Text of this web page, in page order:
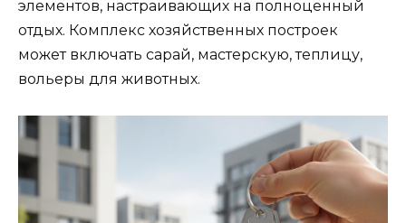
элементов, настраивающих на полноценный
отдых. Комплекс хозяйственных построек
может включать сарай, мастерскую, теплицу,
вольеры для животных.